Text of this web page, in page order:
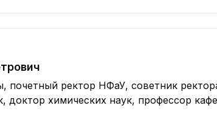
почетный ректор НФаУ, советник
доктор химических наук, профессор